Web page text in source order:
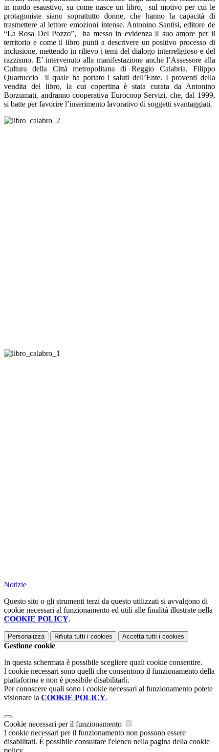
in modo esaustivo, su come nasce un libro,
sul motivo per cui le
protagoniste siano soprattutto donne, che hanno la capacità di
trasmettere al lettore emozioni intense. Antonino Santisi, editore de
“La Rosa Del Pozzo”,
ha messo in evidenza il suo amore per il
territorio e come il libro punti a descrivere un positivo processo di
inclusione, mettendo in rilievo i temi del dialogo interreligioso e del
razzismo. E’ intervenuto alla manifestazione anche l’Assessore alla
Cultura della Città metropolitana di Reggio Calabria, Filippo
Quartuccio
il quale ha portato i saluti dell’Ente. I proventi della
vendita del libro, la cui copertina è stata curata da Antonino
Borzumati, andranno cooperativa Eurocoop Servizi, che, dal 1999,
si batte per favorire l’inserimento lavorativo di soggetti svantaggiati.
Notizie
Questo sito o gli strumenti terzi da questo utilizzati si avvalgono di
cookie necessari al funzionamento ed utili alle finalità illustrate nella
COOKIE POLICY.
Personalizza Rifiuta tutti i cookies Accetta tutti i cookies
Gestione cookie
In questa schermata è possibile scegliere quali cookie consentire.
I cookie necessari sono quelli che consentono il funzionamento della
piattaforma e non è possibile disabilitarli.
Per conoscere quali sono i cookie necessari al funzionamento potete
visionare la COOKIE POLICY.
Cookie necessari per il funzionamento
I cookie necessari per il funzionamento non possono essere
disabilitati. È possibile consultare l'elenco nella pagina della cookie